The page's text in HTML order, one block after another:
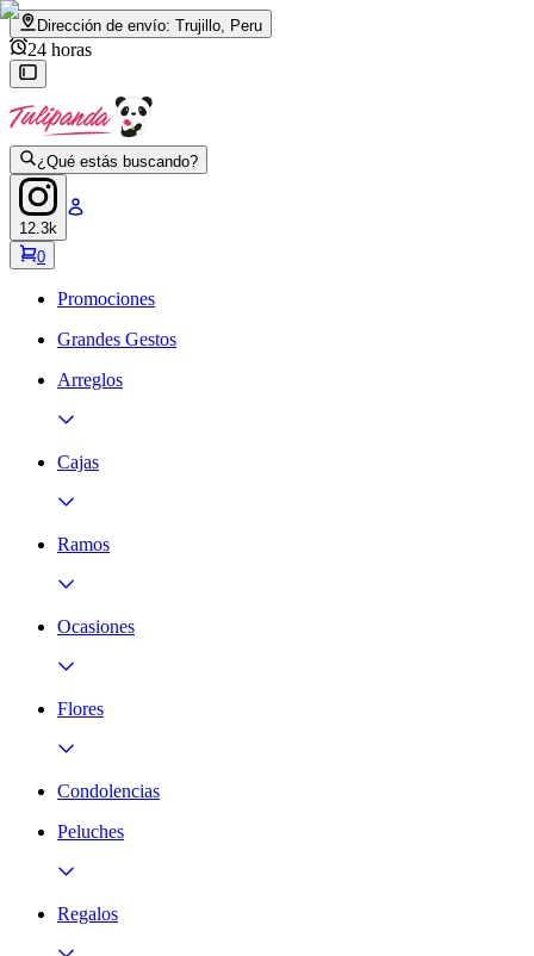
Dirección de envío: Trujillo, Peru
24 horas
¿Qué estás buscando?
12.3k
0
Promociones
Grandes Gestos
Arreglos
Cajas
Ramos
Ocasiones
Flores
Condolencias
Peluches
Regalos